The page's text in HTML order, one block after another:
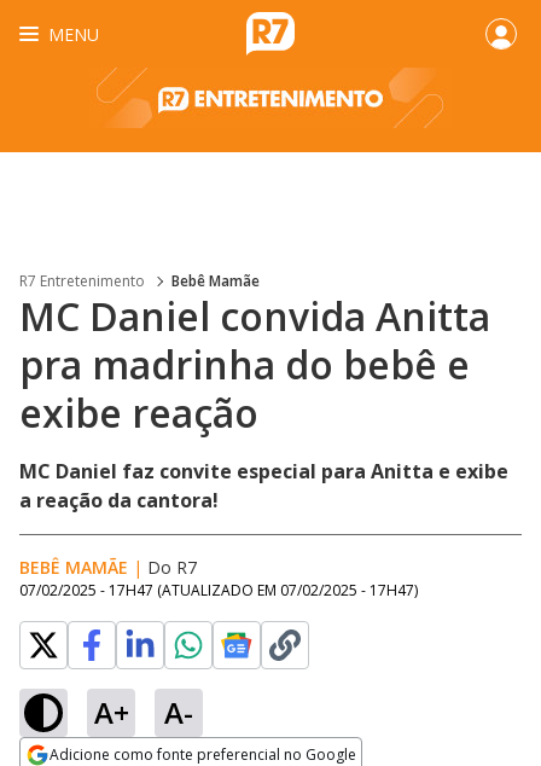
MENU
R7 Entretenimento Bebê Mamãe
MC Daniel convida Anitta
pra madrinha do bebê e
exibe reação
MC Daniel faz convite especial para Anitta e exibe
a reação da cantora!
BEBÊ MAMÃE | Do R7
07/02/2025 - 17H47 (ATUALIZADO EM 07/02/2025 - 17H47)
A+ A-
Adicione como fonte preferencial no Google